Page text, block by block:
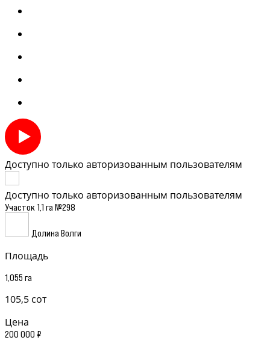
Доступно только авторизованным пользователям
Доступно только авторизованным пользователям
Участок 1,1 га №298
Долина Волги
Площадь
1,055 га
105,5 сот
Цена
200 000 ₽